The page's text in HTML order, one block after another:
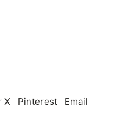
X Pinterest Email